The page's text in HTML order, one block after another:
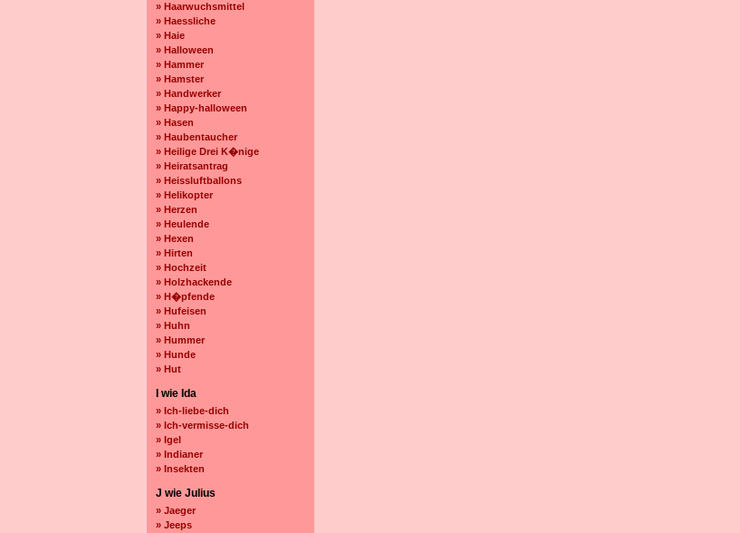
» Haarwuchsmittel
» Haessliche
» Haie
» Halloween
» Hammer
» Hamster
» Handwerker
» Happy-halloween
» Hasen
» Haubentaucher
» Heilige Drei K�nige
» Heiratsantrag
» Heissluftballons
» Helikopter
» Herzen
» Heulende
» Hexen
» Hirten
» Hochzeit
» Holzhackende
» H�pfende
» Hufeisen
» Huhn
» Hummer
» Hunde
» Hut
I wie Ida
» Ich-liebe-dich
» Ich-vermisse-dich
» Igel
» Indianer
» Insekten
J wie Julius
» Jaeger
» Jeeps